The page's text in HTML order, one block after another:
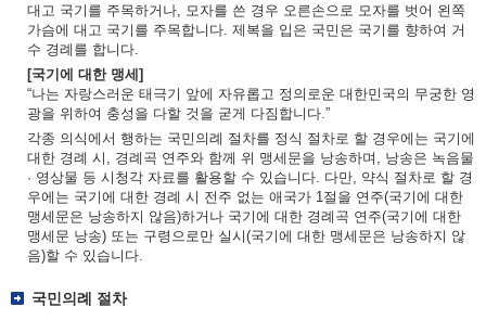
대고 국기를 주목하거나, 모자를 쓴 경우 오른손으로 모자를 벗어 왼쪽
가슴에 대고 국기를 주목합니다. 제복을 입은 국민은 국기를 향하여 거
수 경례를 합니다.
[국기에 대한 맹세]
“나는 자랑스러운 태극기 앞에 자유롭고 정의로운 대한민국의 무궁한 영
광을 위하여 충성을 다할 것을 굳게 다짐합니다.”
각종 의식에서 행하는 국민의례 절차를 정식 절차로 할 경우에는 국기에
대한 경례 시, 경례곡 연주와 함께 위 맹세문을 낭송하며, 낭송은 녹음물
· 영상물 등 시청각 자료를 활용할 수 있습니다. 다만, 약식 절차로 할 경
우에는 국기에 대한 경례 시 전주 없는 애국가 1절을 연주(국기에 대한
맹세문은 낭송하지 않음)하거나 국기에 대한 경례곡 연주(국기에 대한
맹세문 낭송) 또는 구령으로만 실시(국기에 대한 맹세문은 낭송하지 않
음)할 수 있습니다.
국민의례 절차